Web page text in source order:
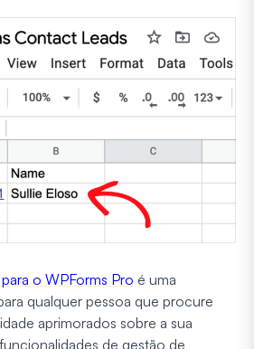
o WPForms Pro é uma
qualquer pessoa que procure
aprimorados sobre a sua
de gestão de